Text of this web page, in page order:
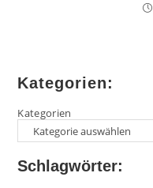
Kategorien:
Kategorien
Schlagwörter: